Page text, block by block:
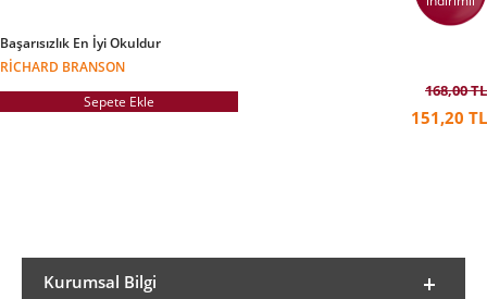
Başarısızlık En İyi Okuldur
RICHARD BRANSON
Sepete Ekle
168,00 TL
151,20 TL
Kurumsal Bilgi